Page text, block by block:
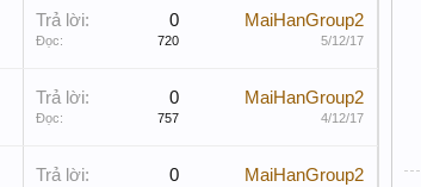
Trả lời: 0
Đọc: 720
MaiHanGroup2
5/12/17
Trả lời: 0
Đọc: 757
MaiHanGroup2
4/12/17
Trả lời: 0 MaiHanGroup2